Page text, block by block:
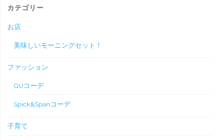
カテゴリー
お店
美味しいモーニングセット！
ファッション
GUコーデ
Spick&Spanコーデ
子育て